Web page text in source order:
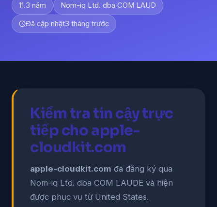
11.3 năm Nom-iq Ltd. dba COM LAUD
Đã cập nhật3 tháng trước
Kiểm tra tin cậy trực
tiếp cho apple-
cloudkit.com
apple-cloudkit.com đã đăng ký qua
Nom-iq Ltd. dba COM LAUDE và hiện
được phục vụ từ United States.